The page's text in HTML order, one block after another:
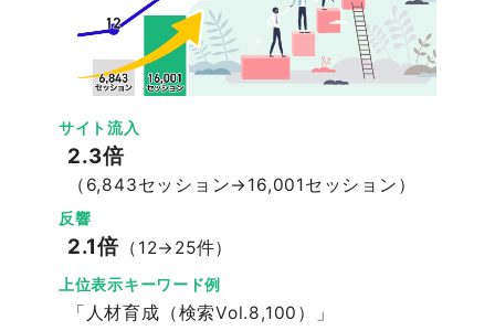
サイト流入
2.3倍
（6,843セッション→16,001セッション）
反響
2.1倍 （12→25件）
上位表示キーワード例
「人材育成（検索Vol.8,100）」